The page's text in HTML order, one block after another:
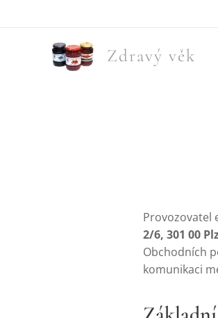
Zdravý věk
Provozovatel
2/6, 301 00
Obchodních
komunikaci